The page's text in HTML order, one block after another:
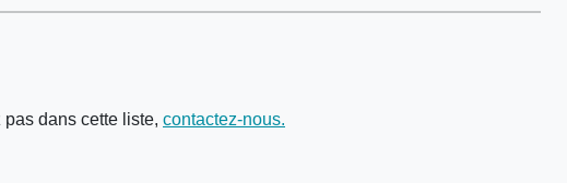
dans cette liste, contactez-nous.